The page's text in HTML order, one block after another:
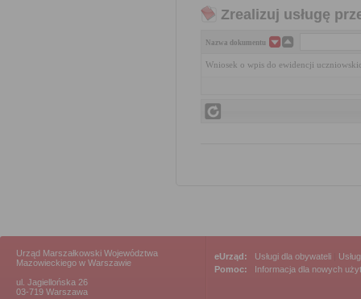
Zrealizuj usługę
Nazwa dokumentu
Wniosek o wpis do ewidencji
Urząd Marszałkowski Województwa
Mazowieckiego w Warszawie
ul. Jagiellońska 26
03-719 Warszawa
eUrząd: Usługi dla obywateli
Pomoc:
Informacja dla nowych